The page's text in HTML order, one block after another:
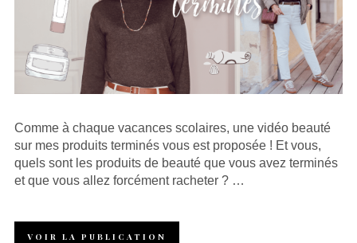
Comme à chaque vacances scolaires, une vidéo beauté
sur mes produits terminés vous est proposée ! Et vous,
quels sont les produits de beauté que vous avez terminés
et que vous allez forcément racheter ? …
VOIR LA PUBLICATION